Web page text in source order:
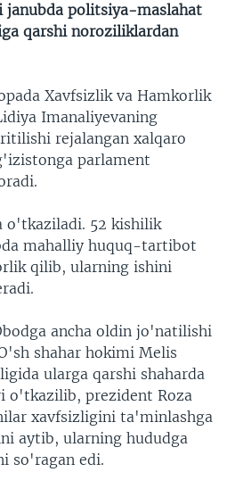
politsiya-maslahat
qarshi noroziliklardan
Xavfsizlik va Hamkorlik
Imanaliyevaning
rejalangan xalqaro
parlament
o'tkaziladi. 52 kishilik
mahalliy huquq-tartibot
qilib, ularning ishini
ancha oldin jo'natilishi
shahar hokimi Melis
ularga qarshi shaharda
o'tkazilib, prezident Roza
xavfsizligini ta'minlashga
aytib, ularning hududga
so'ragan edi.